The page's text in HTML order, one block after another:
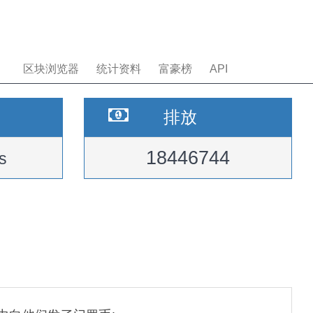
区块浏览器 统计资料 富豪榜 API
排放
18446744